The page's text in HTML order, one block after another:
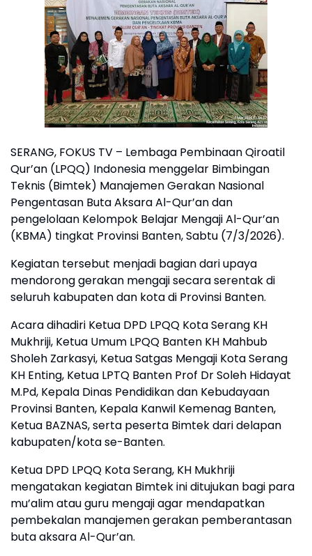
SERANG, FOKUS TV – Lembaga Pembinaan Qiroatil
Qur’an (LPQQ) Indonesia menggelar Bimbingan
Teknis (Bimtek) Manajemen Gerakan Nasional
Pengentasan Buta Aksara Al-Qur’an dan
pengelolaan Kelompok Belajar Mengaji Al-Qur’an
(KBMA) tingkat Provinsi Banten, Sabtu (7/3/2026).
Kegiatan tersebut menjadi bagian dari upaya
mendorong gerakan mengaji secara serentak di
seluruh kabupaten dan kota di Provinsi Banten.
Acara dihadiri Ketua DPD LPQQ Kota Serang KH
Mukhriji, Ketua Umum LPQQ Banten KH Mahbub
Sholeh Zarkasyi, Ketua Satgas Mengaji Kota Serang
KH Enting, Ketua LPTQ Banten Prof Dr Soleh Hidayat
M.Pd, Kepala Dinas Pendidikan dan Kebudayaan
Provinsi Banten, Kepala Kanwil Kemenag Banten,
Ketua BAZNAS, serta peserta Bimtek dari delapan
kabupaten/kota se-Banten.
Ketua DPD LPQQ Kota Serang, KH Mukhriji
mengatakan kegiatan Bimtek ini ditujukan bagi para
mu’alim atau guru mengaji agar mendapatkan
pembekalan manajemen gerakan pemberantasan
buta aksara Al-Qur’an.